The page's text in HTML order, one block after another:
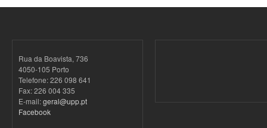
Rua da Boavista, 736
4050-105 Porto
Telefone: 226 098 641
Fax: 226 004 335
E-mail:geral@upp.pt
Facebook